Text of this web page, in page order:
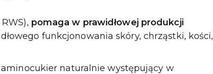
pomaga w prawidłowej produkcji
funkcjonowania skóry, chrząstki, kości,
aminocukier naturalnie występujący w